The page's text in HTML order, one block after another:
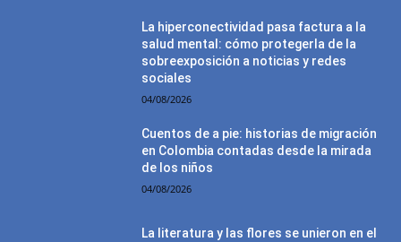
La hiperconectividad pasa factura a la
salud mental: cómo protegerla de la
sobreexposición a noticias y redes
sociales
04/08/2026
Cuentos de a pie: historias de migración
en Colombia contadas desde la mirada
de los niños
04/08/2026
La literatura y las flores se unieron en el